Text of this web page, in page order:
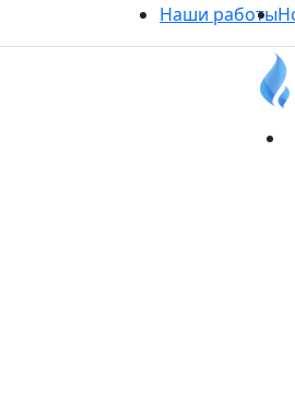
Наши работы